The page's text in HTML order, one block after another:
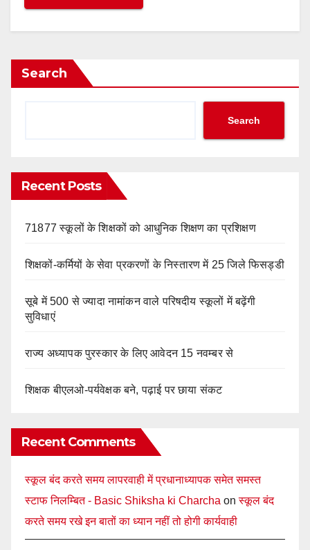
Search
Search
Recent Posts
71877 स्कूलों के शिक्षकों को आधुनिक शिक्षण का प्रशिक्षण
शिक्षकों-कर्मियों के सेवा प्रकरणों के निस्तारण में 25 जिले फिसड्डी
सूबे में 500 से ज्यादा नामांकन वाले परिषदीय स्कूलों में बढ़ेंगी
सुविधाएं
राज्य अध्यापक पुरस्कार के लिए आवेदन 15 नवम्बर से
शिक्षक बीएलओ-पर्यवेक्षक बने, पढ़ाई पर छाया संकट
Recent Comments
स्कूल बंद करते समय लापरवाही में प्रधानाध्यापक समेत समस्त
स्टाफ निलम्बित - Basic Shiksha ki Charcha onस्कूल बंद
करते समय रखे इन बातों का ध्यान नहीं तो होगी कार्यवाही